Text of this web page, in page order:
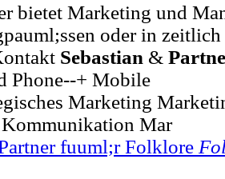
bietet Marketing und
oder in zeitlich
Sebastian &
Phone--+ Mobile
Marketing
Mar
fuuml;r Folklore